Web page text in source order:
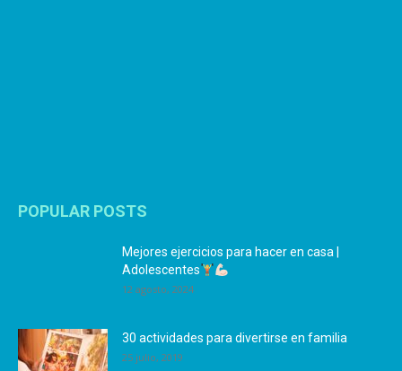
POPULAR POSTS
Mejores ejercicios para hacer en casa |
Adolescentes
12 agosto, 2024
30 actividades para divertirse en familia
25 julio, 2019